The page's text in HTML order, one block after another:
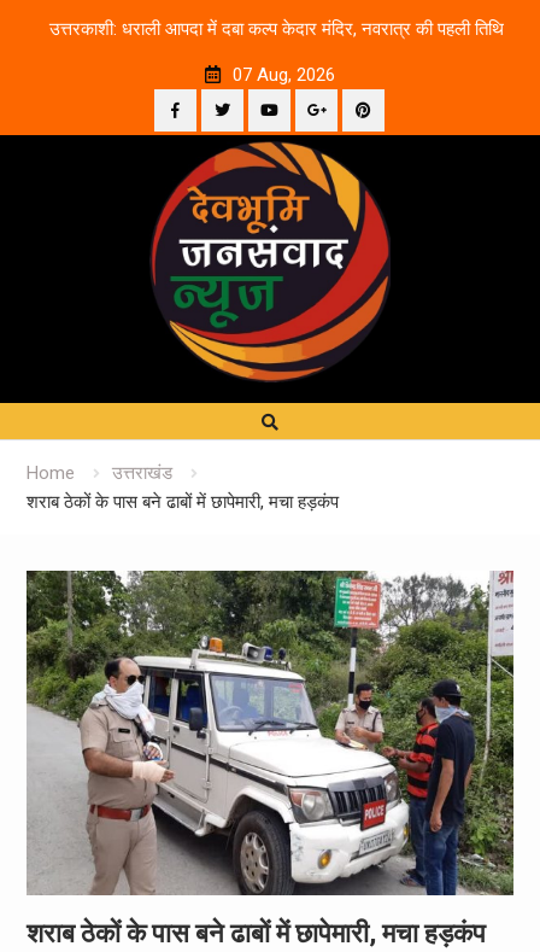
उत्तरकाशी: धराली आपदा में दबा कल्प केदार मंदिर, नवरात्र की पहली तिथि
07 Aug, 2026
Facebook
TwitterYouTubePlus
Google
Home
उत्तराखंड
शराब ठेकों के पास बने ढाबों में छापेमारी, मचा हड़कंप
शराब ठेकों के पास बने ढाबों में छापेमारी, मचा हड़कंप